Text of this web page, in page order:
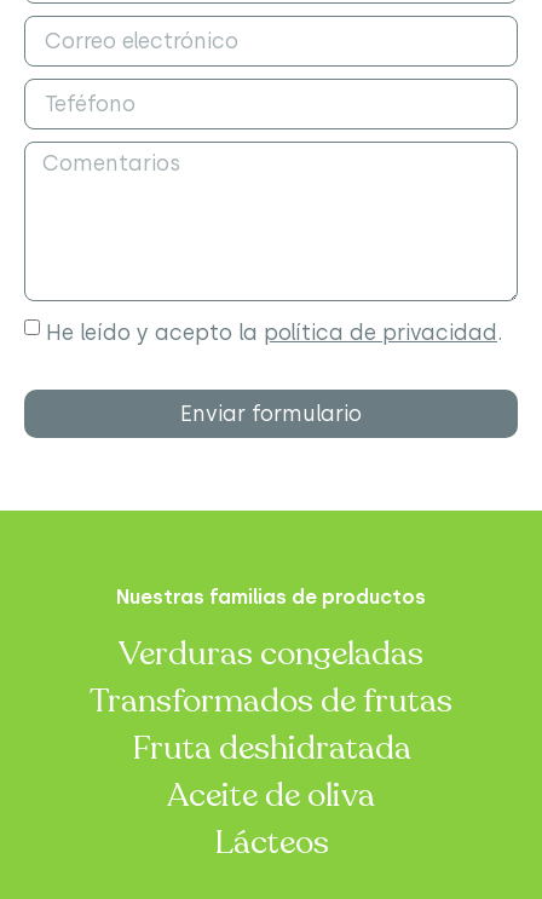
He leído y acepto la política de privacidad .
Enviar formulario
Nuestras familias de productos
Verduras congeladas
Transformados de frutas
Fruta deshidratada
Aceite de oliva
Lácteos